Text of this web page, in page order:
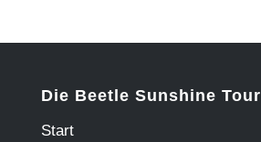
Die Beetle Sunshine Tour
Start